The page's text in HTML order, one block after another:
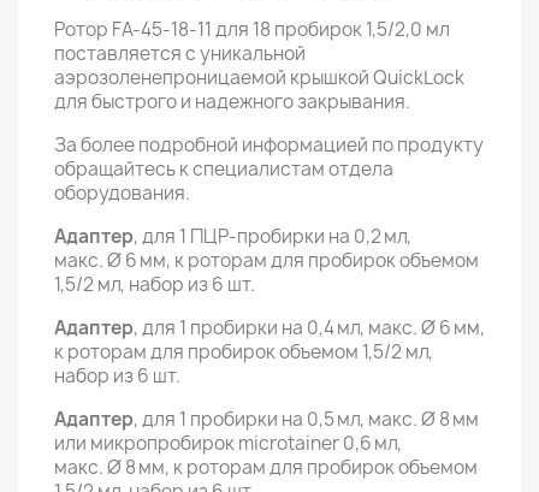
Ротор FA-45-18-11 для 18 пробирок 1,5/2,0 мл
поставляется с уникальной
аэрозоленепроницаемой крышкой QuickLock
для быстрого и надежного закрывания.
За более подробной информацией по продукту
обращайтесь к специалистам отдела
оборудования.
Адаптер, для 1 ПЦР-пробирки на 0,2 мл,
макс. Ø 6 мм, к роторам для пробирок объемом
1,5/2 мл, набор из 6 шт.
Адаптер, для 1 пробирки на 0,4 мл, макс. Ø 6 мм,
к роторам для пробирок объемом 1,5/2 мл,
набор из 6 шт.
Адаптер, для 1 пробирки на 0,5 мл, макс. Ø 8 мм
или микропробирок microtainer 0,6 мл,
макс. Ø 8 мм, к роторам для пробирок объемом